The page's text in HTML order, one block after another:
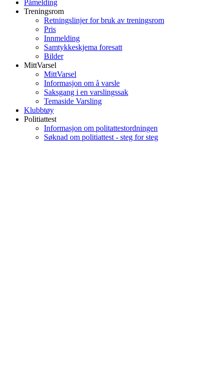
Påmelding
Treningsrom
Retningslinjer for bruk av treningsrom
Pris
Innmelding
Samtykkeskjema foresatt
Bilder
MittVarsel
MittVarsel
Informasjon om å varsle
Saksgang i en varslingssak
Temaside Varsling
Klubbtøy
Politiattest
Informasjon om politattestordningen
Søknad om politiattest - steg for steg